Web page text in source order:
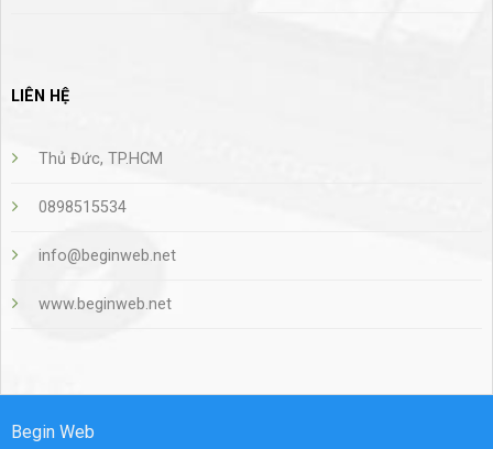
LIÊN HỆ
Thủ Đức, TP.HCM
0898515534
info@beginweb.net
www.beginweb.net
Begin Web